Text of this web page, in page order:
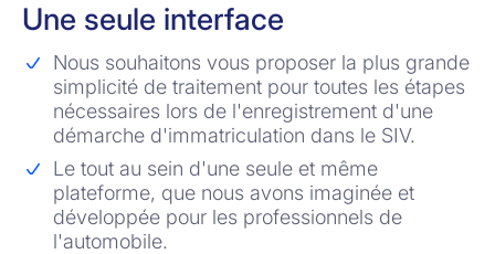
Une seule interface
Nous souhaitons vous proposer la plus grande
simplicité de traitement pour toutes les étapes
nécessaires lors de l'enregistrement d'une
démarche d'immatriculation dans le SIV.
Le tout au sein d'une seule et même
plateforme, que nous avons imaginée et
développée pour les professionnels de
l'automobile.